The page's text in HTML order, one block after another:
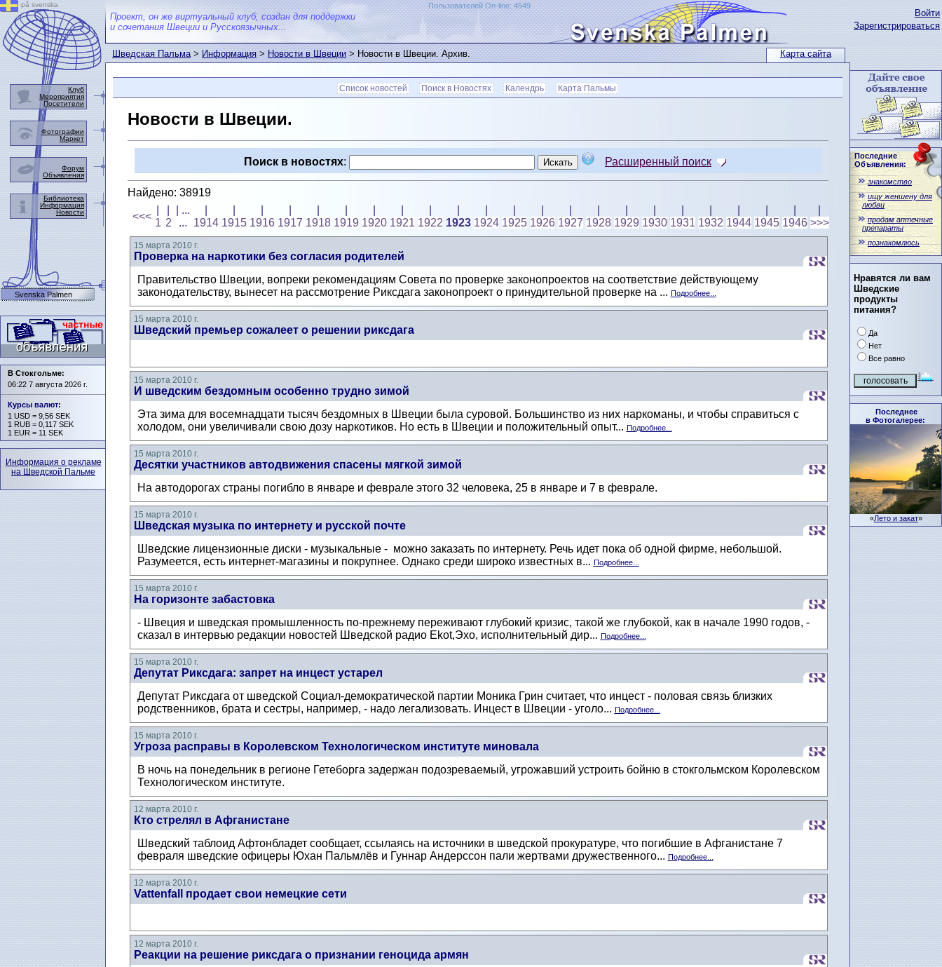
Карта сайта
Войти
Зарегистрироваться
Последние
Объявления:
знакомство
ищу женшену для
любви
продам аптечные
препараты
познакомлюсь
Нравятся ли вам
Шведские
продукты
питания?
Да
Нет
Все равно
Последнее
в Фотогалерее:
«Лето и закат»
Проект, он же виртуальный клуб, создан для поддержки
и сочетания Швеции и Русскоязычных...
Пользователей On-line: 4549
Шведская Пальма>Информация>Новости в Швеции> Новости в Швеции. Архив.
Список новостей Поиск в Новостях Календрь Карта Пальмы
Новости в Швеции.
Поиск в новостях: Расширенный поиск
Найдено: 38919
<<<
1 2
| ...
...
1914 1915 1916 1917 1918 1919 1920 1921 1922 1923 1924 1925 1926 1927 1928 1929 1930 1931 1932 1944 1945 1946 >>>
15 марта 2010 г.
Проверка на наркотики без согласия родителей
Правительство Швеции, вопреки рекомендациям Совета по проверке законопроектов на соответствие действующему
законодательству, вынесет на рассмотрение Риксдага законопроект о принудительной проверке на ... Подробнее...
15 марта 2010 г.
Шведский премьер сожалеет о решении риксдага
15 марта 2010 г.
И шведским бездомным особенно трудно зимой
Эта зима для восемнадцати тысяч бездомных в Швеции была суровой. Большинство из них наркоманы, и чтобы справиться с
холодом, они увеличивали свою дозу наркотиков. Но есть в Швеции и положительный опыт... Подробнее...
15 марта 2010 г.
Десятки участников автодвижения спасены мягкой зимой
На автодорогах страны погибло в январе и феврале этого 32 человека, 25 в январе и 7 в феврале.
15 марта 2010 г.
Шведская музыка по интернету и русской почте
Шведские лицензионные диски - музыкальные - можно заказать по интернету. Речь идет пока об одной фирме, небольшой.
Разумеется, есть интернет-магазины и покрупнее. Однако среди широко известных в... Подробнее...
15 марта 2010 г.
На горизонте забастовка
- Швеция и шведская промышленность по-прежнему переживают глубокий кризис, такой же глубокой, как в начале 1990 годов, -
сказал в интервью редакции новостей Шведской радио Ekot,Эхо, исполнительный дир... Подробнее...
15 марта 2010 г.
Депутат Риксдага: запрет на инцест устарел
Депутат Риксдага от шведской Социал-демократической партии Моника Грин считает, что инцест - половая связь близких
родственников, брата и сестры, например, - надо легализовать. Инцест в Швеции - уголо... Подробнее...
15 марта 2010 г.
Угроза расправы в Королевском Технологическом институте миновала
В ночь на понедельник в регионе Гетеборга задержан подозреваемый, угрожавший устроить бойню в стокгольмском Королевском
Технологическом институте.
12 марта 2010 г.
Кто стрелял в Афганистане
Шведский таблоид Афтонбладет сообщает, ссылаясь на источники в шведской прокуратуре, что погибшие в Афганистане 7
февраля шведские офицеры Юхан Пальмлёв и Гуннар Андерссон пали жертвами дружественного... Подробнее...
12 марта 2010 г.
Vattenfall продает свои немецкие сети
12 марта 2010 г.
Реакции на решение риксдага о признании геноцида армян
på svenska
Клуб
Мероприятия
Посетители
Фотографии
Маркет
Форум
Объявления
Библиотека
Информация
Новости
Svenska Palmen
В Стокгольме:
06:22 7 августа 2026 г.
Курсы валют:
1 USD = 9,56 SEK
1 RUB = 0,117 SEK
1 EUR = 11 SEK
Информация о рекламе
на Шведской Пальме